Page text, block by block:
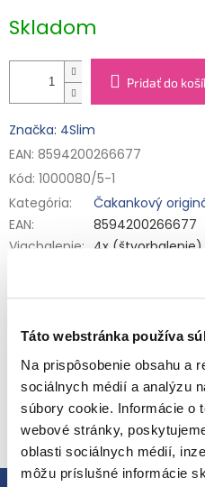
Táto webstránka používa
Na prispôsobenie obsahu a
sociálnych médií a analýzu
súbory cookie. Informácie o
webové stránky,
oblasti sociálnych médií,
môžu príslušné informácie
cena:
Skladom
Pridať do
Značka: 4Slim
EAN: 8594200266677
Kód: 1000080/5-1
Kategória:
Čakankový
EAN:
8594200266677
Viacbalenie: 4x (štvorbalenie)
4Slim Čakankový originál (1,2
vyrobené unikátnou
čakanky. Vyniká mimoriadne
vlákniny a glykemickým
lne 5 % sacharidov, čo je 10-
sirup a javorový sirup.
Čakankovým originálom si
palacinky, lievance, cereálne
pri pečení. Obsahuje až o 95
kalórií v porovnaní s inými
pripravené s použitím tohto
Detailné informácie
OPÝTAŤ SA STRÁŽIŤ